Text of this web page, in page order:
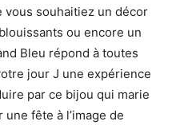
vous souhaitiez un décor
ou encore un
Bleu répond à toutes
jour J une expérience
par ce bijou qui marie
fête à l’image de